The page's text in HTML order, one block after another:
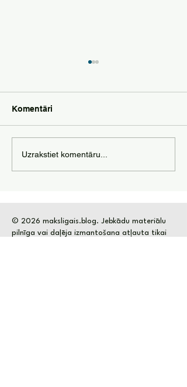
Pasīvie ienākumi
izmantojot mākslīgo
Komentāri
Uzrakstiet komentāru...
© 2026 maksligais.blog. Jebkādu materiālu
pilnīga vai daļēja izmantošana atļauta tikai